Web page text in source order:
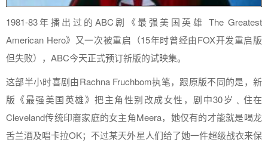
1981-83年播出过的ABC剧《最强美国英雄 The Greatest
American Hero》又一次被重启（15年时曾经由FOX开发重启版
但失败），ABC今天正式预订新版的试映集。
这部半小时喜剧由Rachna Fruchbom执笔，跟原版不同的是，新
版《最强美国英雄》把主角性别改成女性，剧中30岁﹑住在
Cleveland传统印裔家庭的女主角Meera，她仅有的才能就是喝龙
舌兰酒及唱卡拉OK；不过某天外星人们给了她一件超级战衣来保